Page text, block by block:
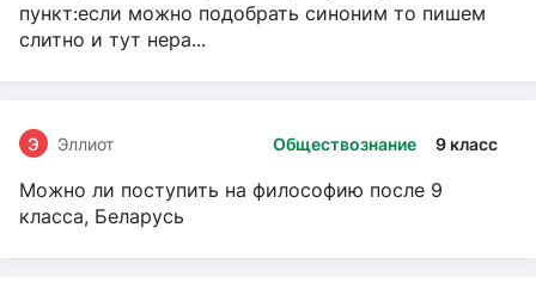
пункт:если можно подобрать синоним то пишем
слитно и тут нера...
Обществознание 9 класс
Э Эллиот
Можно ли поступить на философию после 9
класса, Беларусь